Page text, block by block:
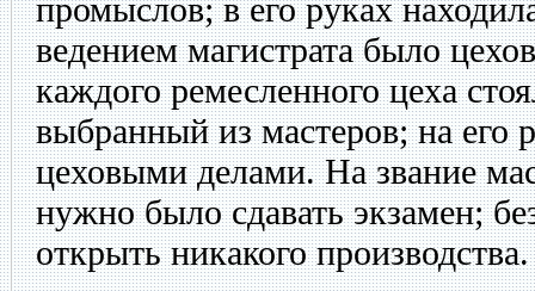
промыслов; в его руках
ведением магистрата было
каждого ремесленного цеха
выбранный из мастеров; на его
цеховыми делами. На звание
нужно было сдавать экзамен;
открыть никакого производства.